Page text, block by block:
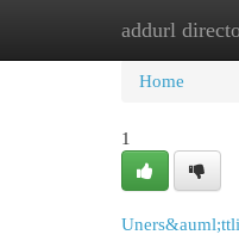
addurlHome
Home
1